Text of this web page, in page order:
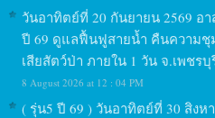
วันอาทิตย์ที่ 20 กันยายน 2569 อา
ปี 69 ดูแลฟื้นฟูสายน้ำ คืนความชุ
เสียสัตว์ป่า ภายใน 1 วัน จ.เพชรบุ
8 August 2026 at 12 : 04 PM
( รุ่น5 ปี 69 ) วันอาทิตย์ที่ 30 สิง